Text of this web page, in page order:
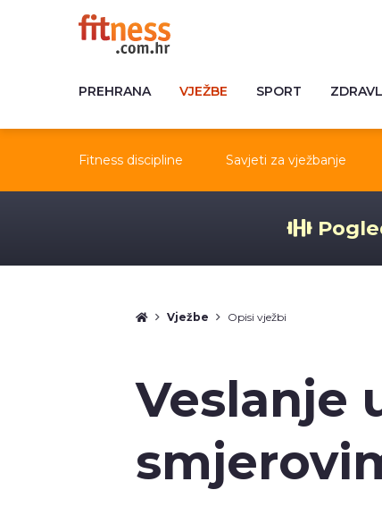
PREHRANA VJEŽBE SPORT
Fitness discipline Savjeti za vježbanje
Vježbe Opisi vježbi
Veslanje